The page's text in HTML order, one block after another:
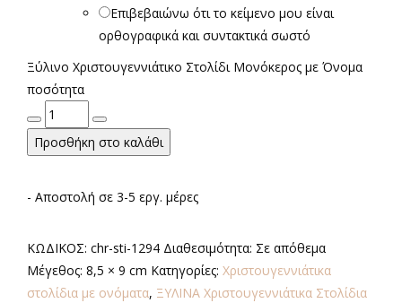
Επιβεβαιώνω ότι το κείμενο μου είναι
ορθογραφικά και συντακτικά σωστό
Ξύλινο Χριστουγεννιάτικο Στολίδι Μονόκερος με Όνομα
ποσότητα
Προσθήκη στο καλάθι
- Αποστολή σε 3-5 εργ. μέρες
ΚΩΔΙΚΟΣ: chr-sti-1294 Διαθεσιμότητα: Σε απόθεμα
Μέγεθος: 8,5 × 9 cm Κατηγορίες: Χριστουγεννιάτικα
στολίδια με ονόματα, ΞΥΛΙΝΑ Χριστουγεννιάτικα Στολίδια